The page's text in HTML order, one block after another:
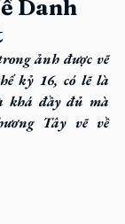
Danh
ảnh được vẽ
kỷ 16, có lẽ là
khá đầy đủ mà
Tây vẽ về